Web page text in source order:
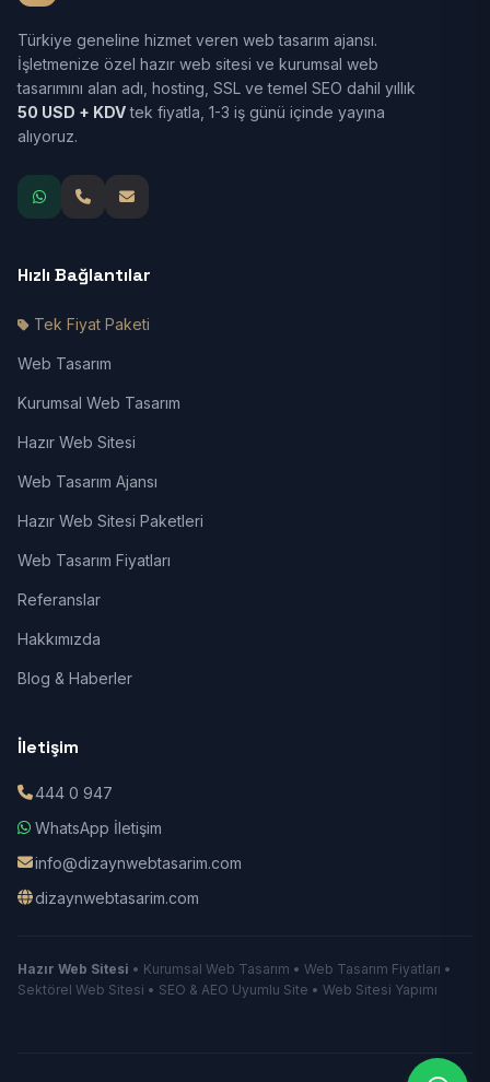
Türkiye geneline hizmet veren web tasarım ajansı.
İşletmenize özel hazır web sitesi ve kurumsal web
tasarımını alan adı, hosting, SSL ve temel SEO dahil yıllık
50 USD + KDVtek fiyatla, 1-3 iş günü içinde yayına
alıyoruz.
Hızlı Bağlantılar
Tek Fiyat Paketi
Web Tasarım
Kurumsal Web Tasarım
Hazır Web Sitesi
Web Tasarım Ajansı
Hazır Web Sitesi Paketleri
Web Tasarım Fiyatları
Referanslar
Hakkımızda
Blog & Haberler
İletişim
444 0 947
WhatsApp İletişim
info@dizaynwebtasarim.com
dizaynwebtasarim.com
Hazır Web Sitesi • Kurumsal Web Tasarım • Web Tasarım Fiyatları •
Sektörel Web Sitesi • SEO & AEO Uyumlu Site • Web Sitesi Yapımı